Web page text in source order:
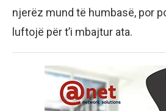
njerëz mund të humbasë, por
luftojë për t’i mbajtur ata.